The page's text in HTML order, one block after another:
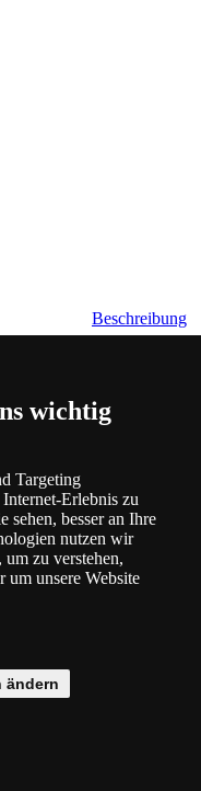
Beschreibung
Fragen
wichtig
Targeting
Erlebnis zu
sehen, besser an Ihre
nutzen wir
um zu verstehen,
um unsere Website
ändern